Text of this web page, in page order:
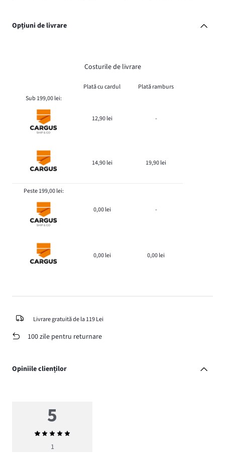
Opțiuni de livrare
Costurile de livrare
Plată cu cardul
Plată ramburs
Sub 199,00 lei:
12,90 lei -
14,90 lei 19,90 lei
Peste 199,00 lei:
0,00 lei -
0,00 lei 0,00 lei
Livrare gratuită de la 119 Lei
100 zile pentru returnare
Opiniile clienților
5
Evaluarea
medie
1